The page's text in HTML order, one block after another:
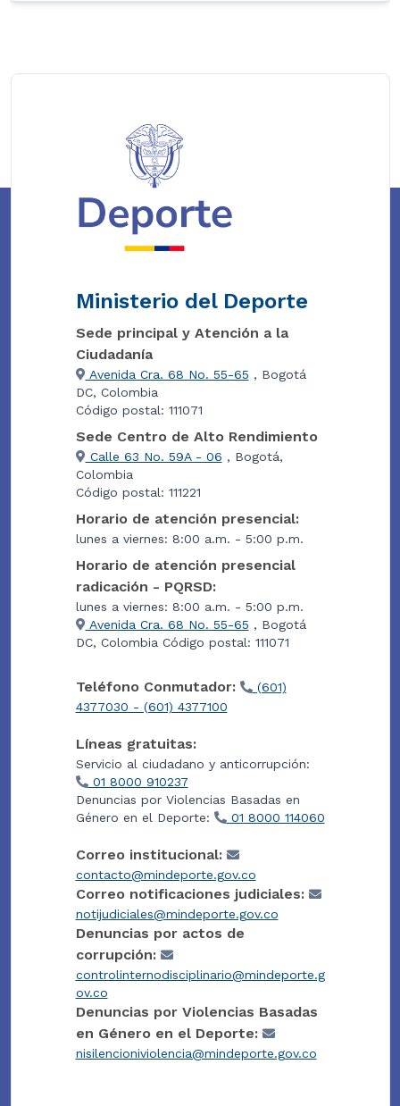
Ministerio del Deporte
Sede principal y Atención a la
Ciudadanía
Avenida Cra. 68 No. 55-65 , Bogotá
DC, Colombia
Código postal: 111071
Sede Centro de Alto Rendimiento
Calle 63 No. 59A - 06 , Bogotá,
Colombia
Código postal: 111221
Horario de atención presencial:
lunes a viernes: 8:00 a.m. - 5:00 p.m.
Horario de atención presencial
radicación - PQRSD:
lunes a viernes: 8:00 a.m. - 5:00 p.m.
Avenida Cra. 68 No. 55-65 , Bogotá
DC, Colombia Código postal: 111071
Teléfono Conmutador:
(601)
4377030 - (601) 4377100
Líneas gratuitas:
Servicio al ciudadano y anticorrupción:
01 8000 910237
Denuncias por Violencias Basadas en
Género en el Deporte:
01 8000 114060
Correo institucional:
contacto@mindeporte.gov.co
Correo notificaciones judiciales:
notijudiciales@mindeporte.gov.co
Denuncias por actos de
corrupción:
controlinternodisciplinario@mindeporte.g
ov.co
Denuncias por Violencias Basadas
en Género en el Deporte:
nisilencioniviolencia@mindeporte.gov.co